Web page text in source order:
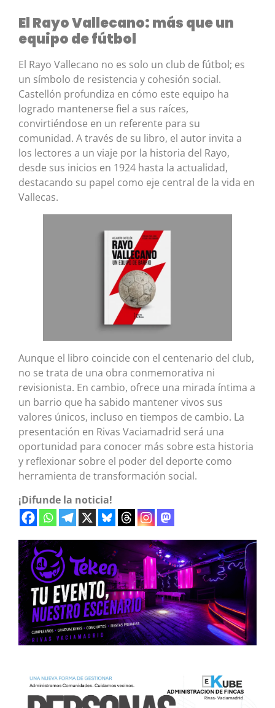
El Rayo Vallecano: más que un
equipo de fútbol
El Rayo Vallecano no es solo un club de fútbol; es
un símbolo de resistencia y cohesión social.
Castellón profundiza en cómo este equipo ha
logrado mantenerse fiel a sus raíces,
convirtiéndose en un referente para su
comunidad. A través de su libro, el autor invita a
los lectores a un viaje por la historia del Rayo,
desde sus inicios en 1924 hasta la actualidad,
destacando su papel como eje central de la vida en
Vallecas.
Aunque el libro coincide con el centenario del club,
no se trata de una obra conmemorativa ni
revisionista. En cambio, ofrece una mirada íntima a
un barrio que ha sabido mantener vivos sus
valores únicos, incluso en tiempos de cambio. La
presentación en Rivas Vaciamadrid será una
oportunidad para conocer más sobre esta historia
y reflexionar sobre el poder del deporte como
herramienta de transformación social.
¡Difunde la noticia!